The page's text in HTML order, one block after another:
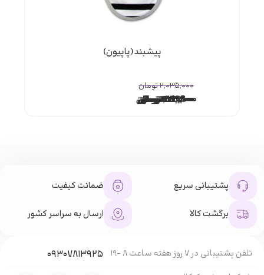
۱۵۳,۹۰۰تومان۴۲۳,۹۰۰تومان ۱۴۱,۰۰۰تومان۷۷۳,۶۰۰تومان
۲,۰۳۵,۰۰۰تومان
۱,۲۵۰,۰۰۰تومان ۱۵۳,۹۰۰تومان۱۵۹,۳۰۰تومان
پیشبند(پاپیون)
۱۷۱,۵۰۰تومان
پشتیبانی سریع ضمانت کیفیت
برگشت کالا ارسال به سراسر کشور
تلفن پشتیبانی در 7 روز هفته ساعت 8 -19 ۰۹۳۰۷۸۱۳۹۲۵